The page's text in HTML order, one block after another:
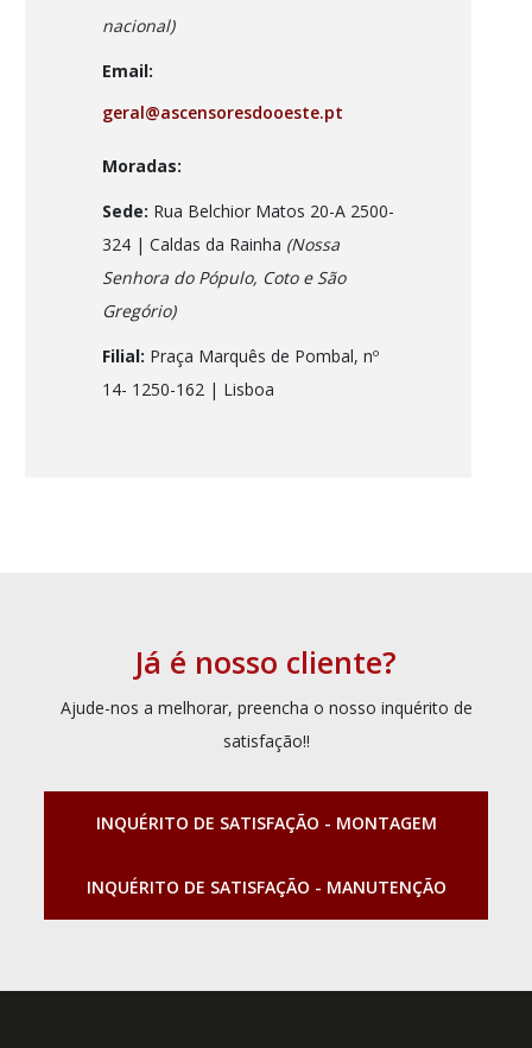
nacional)
Email:
geral@ascensoresdooeste.pt
Moradas:
Sede: Rua Belchior Matos 20-A 2500-
324 | Caldas da Rainha (Nossa
Senhora do Pópulo, Coto e São
Gregório)
Filial: Praça Marquês de Pombal, nº
14- 1250-162 | Lisboa
Já é nosso cliente?
Ajude-nos a melhorar, preencha o nosso inquérito de
satisfação!!
INQUÉRITO DE SATISFAÇÃO - MONTAGEM
INQUÉRITO DE SATISFAÇÃO - MANUTENÇÃO